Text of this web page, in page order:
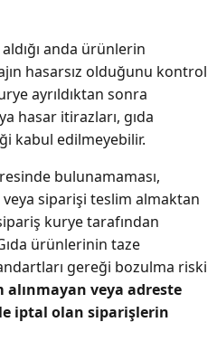
anda ürünlerin
hasarsız olduğunu kontrol
ayrıldıktan sonra
hasar itirazları, gıda
kabul edilmeyebilir.
bulunamaması,
siparişi teslim almaktan
kurye tarafından
ürünlerinin taze
gereği bozulma riski
alınmayan veya adreste
iptal olan siparişlerin